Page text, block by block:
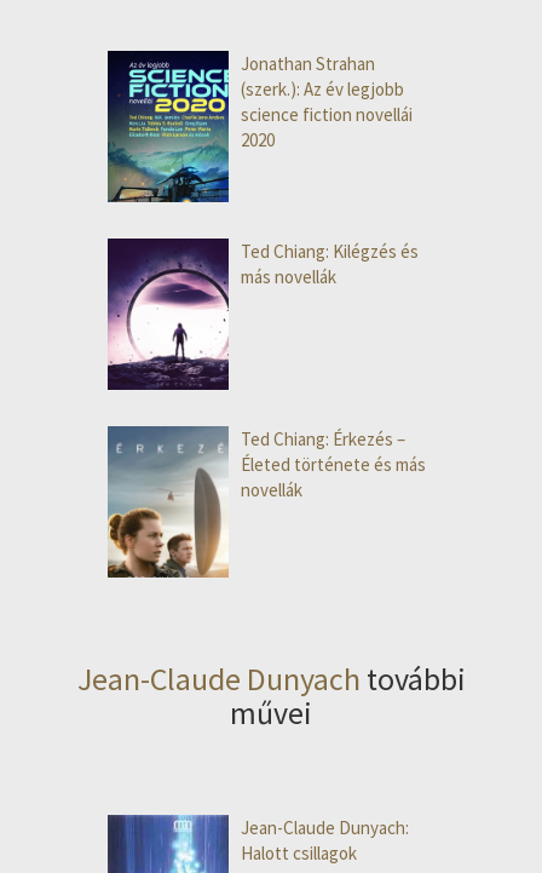
Jonathan Strahan
(szerk.): Az év legjobb
science fiction novellái
2020
Ted Chiang: Kilégzés ​és
más novellák
Ted Chiang: Érkezés –
Életed története és más
novellák
Jean-Claude Dunyach további
művei
Jean-Claude Dunyach:
Halott csillagok